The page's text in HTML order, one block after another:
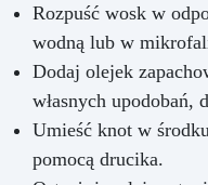
Rozpuść wosk w
wodną lub w
Dodaj olejek
własnych upodobań,
Umieść knot w
pomocą drucika.